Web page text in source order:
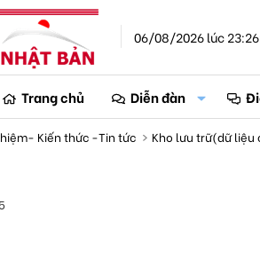
06/08/2026 lúc
Trang chủ Diễn đàn
Kiến thức -Tin tức Kho lưu trữ(dữ liệu